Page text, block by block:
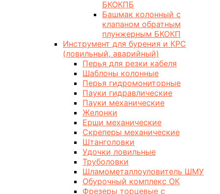
БКОКПБ
Башмак колонный с
клапаном обратным
плунжерным БКОКП
Инструмент для бурения и КРС
(ловильный, аварийный)
Перья для резки кабеля
Шаблоны колонные
Перья гидромониторные
Пауки гидравлические
Пауки механические
Желонки
Ерши механические
Скреперы механические
Штанголовки
Удочки ловильные
Труболовки
Шламометаллоуловитель ШМУ
Обурочный комплекс ОК
Фрезеры торцевые с